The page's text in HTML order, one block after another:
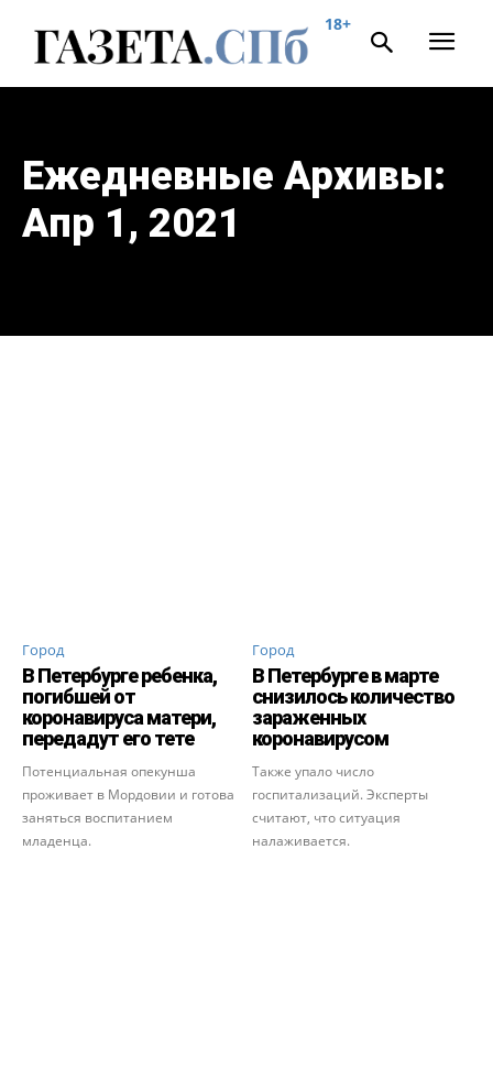
18+
Ежедневные Архивы:
Апр 1, 2021
Город
В Петербурге ребенка,
погибшей от
коронавируса матери,
передадут его тете
Потенциальная опекунша
проживает в Мордовии и готова
заняться воспитанием
младенца.
Город
В Петербурге в марте
снизилось количество
зараженных
коронавирусом
Также упало число
госпитализаций. Эксперты
считают, что ситуация
налаживается.